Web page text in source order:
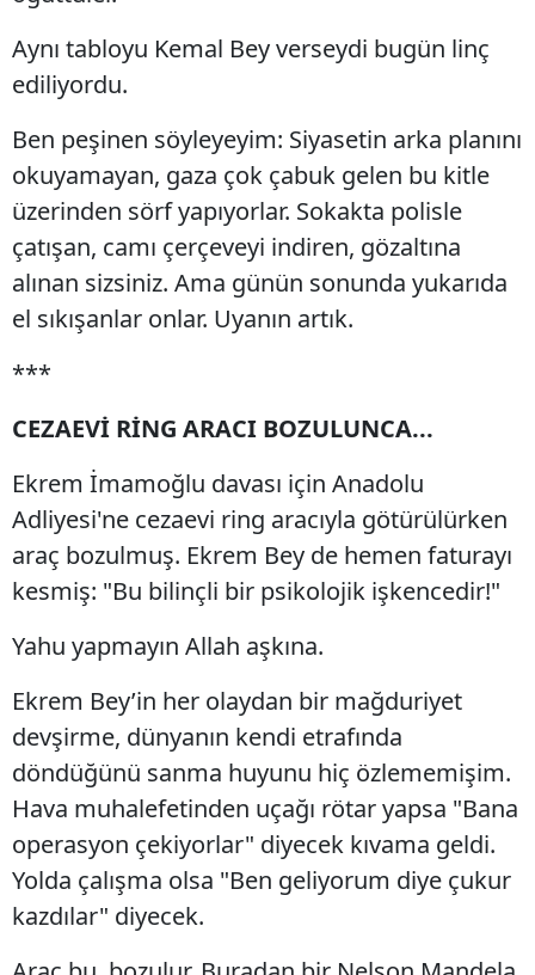
Aynı tabloyu Kemal Bey verseydi bugün linç
ediliyordu.
Ben peşinen söyleyeyim: Siyasetin arka planını
okuyamayan, gaza çok çabuk gelen bu kitle
üzerinden sörf yapıyorlar. Sokakta polisle
çatışan, camı çerçeveyi indiren, gözaltına
alınan sizsiniz. Ama günün sonunda yukarıda
el sıkışanlar onlar. Uyanın artık.
***
CEZAEVİ RİNG ARACI BOZULUNCA...
Ekrem İmamoğlu davası için Anadolu
Adliyesi'ne cezaevi ring aracıyla götürülürken
araç bozulmuş. Ekrem Bey de hemen faturayı
kesmiş: "Bu bilinçli bir psikolojik işkencedir!"
Yahu yapmayın Allah aşkına.
Ekrem Bey’in her olaydan bir mağduriyet
devşirme, dünyanın kendi etrafında
döndüğünü sanma huyunu hiç özlememişim.
Hava muhalefetinden uçağı rötar yapsa "Bana
operasyon çekiyorlar" diyecek kıvama geldi.
Yolda çalışma olsa "Ben geliyorum diye çukur
kazdılar" diyecek.